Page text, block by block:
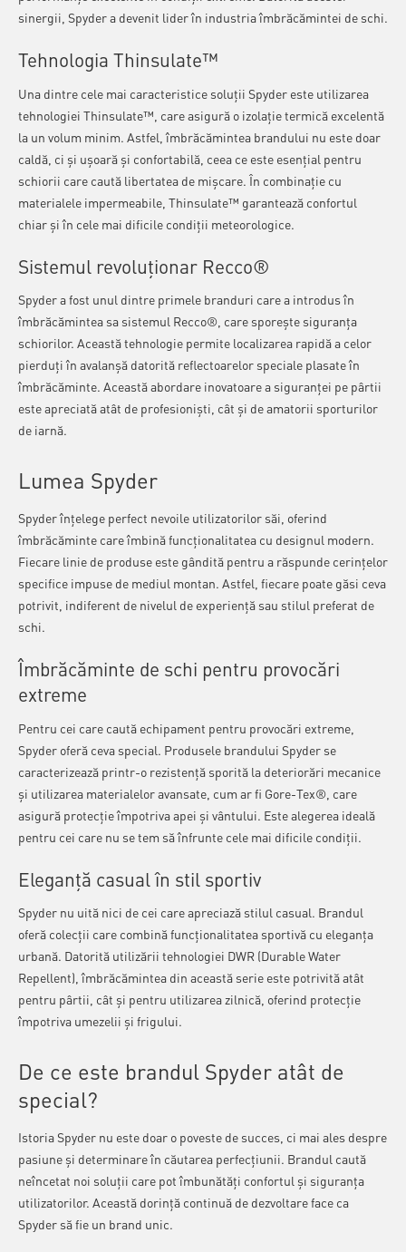
sinergii, Spyder a devenit lider în industria îmbrăcămintei de schi.
Tehnologia Thinsulate™
Una dintre cele mai caracteristice soluții Spyder este utilizarea
tehnologiei Thinsulate™, care asigură o izolație termică excelentă
la un volum minim. Astfel, îmbrăcămintea brandului nu este doar
caldă, ci și ușoară și confortabilă, ceea ce este esențial pentru
schiorii care caută libertatea de mișcare. În combinație cu
materialele impermeabile, Thinsulate™ garantează confortul
chiar și în cele mai dificile condiții meteorologice.
Sistemul revoluționar Recco®
Spyder a fost unul dintre primele branduri care a introdus în
îmbrăcămintea sa sistemul Recco®, care sporește siguranța
schiorilor. Această tehnologie permite localizarea rapidă a celor
pierduți în avalanșă datorită reflectoarelor speciale plasate în
îmbrăcăminte. Această abordare inovatoare a siguranței pe pârtii
este apreciată atât de profesioniști, cât și de amatorii sporturilor
de iarnă.
Lumea Spyder
Spyder înțelege perfect nevoile utilizatorilor săi, oferind
îmbrăcăminte care îmbină funcționalitatea cu designul modern.
Fiecare linie de produse este gândită pentru a răspunde cerințelor
specifice impuse de mediul montan. Astfel, fiecare poate găsi ceva
potrivit, indiferent de nivelul de experiență sau stilul preferat de
schi.
Îmbrăcăminte de schi pentru provocări
extreme
Pentru cei care caută echipament pentru provocări extreme,
Spyder oferă ceva special. Produsele brandului Spyder se
caracterizează printr-o rezistență sporită la deteriorări mecanice
și utilizarea materialelor avansate, cum ar fi Gore-Tex®, care
asigură protecție împotriva apei și vântului. Este alegerea ideală
pentru cei care nu se tem să înfrunte cele mai dificile condiții.
Eleganță casual în stil sportiv
Spyder nu uită nici de cei care apreciază stilul casual. Brandul
oferă colecții care combină funcționalitatea sportivă cu eleganța
urbană. Datorită utilizării tehnologiei DWR (Durable Water
Repellent), îmbrăcămintea din această serie este potrivită atât
pentru pârtii, cât și pentru utilizarea zilnică, oferind protecție
împotriva umezelii și frigului.
De ce este brandul Spyder atât de
special?
Istoria Spyder nu este doar o poveste de succes, ci mai ales despre
pasiune și determinare în căutarea perfecțiunii. Brandul caută
neîncetat noi soluții care pot îmbunătăți confortul și siguranța
utilizatorilor. Această dorință continuă de dezvoltare face ca
Spyder să fie un brand unic.